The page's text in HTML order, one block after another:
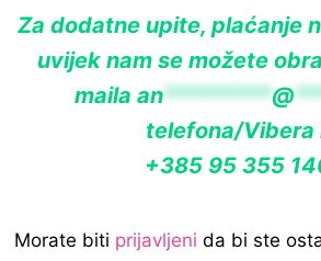
Za dodatne upite, plaćanje
uvijek nam se možete
maila an*********@
telefona/Vibera
+385 95 355
Morate biti prijavljeni da bi ste